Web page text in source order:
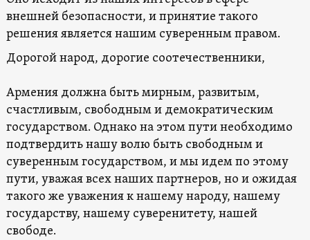
внешней безопасности, и принятие такого
решения является нашим суверенным правом.
Дорогой народ, дорогие соотечественники,
Армения должна быть мирным, развитым,
счастливым, свободным и демократическим
государством. Однако на этом пути необходимо
подтвердить нашу волю быть свободным и
суверенным государством, и мы идем по этому
пути, уважая всех наших партнеров, но и ожидая
такого же уважения к нашему народу, нашему
государству, нашему суверенитету, нашей
свободе.